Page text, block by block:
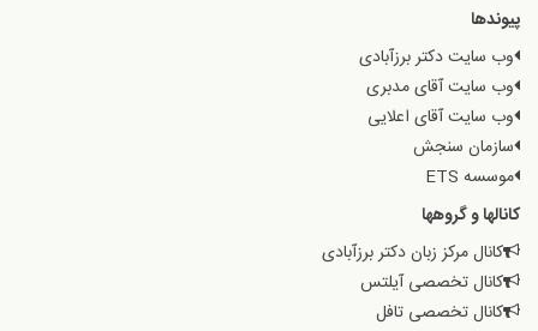
پیوندها
وب سایت دکتر برزآبادی
وب سایت آقای مدبری
وب سایت آقای اعلایی
سازمان سنجش
موسسه ETS
کانالها و گروهها
کانال مرکز زبان دکتر برزآبادی
کانال تخصصی آیلتس
کانال تخصصی تافل